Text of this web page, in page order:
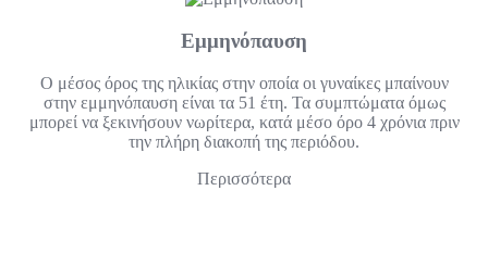
Εμμηνόπαυση
Ο μέσος όρος της ηλικίας στην οποία οι γυναίκες μπαίνουν
στην εμμηνόπαυση είναι τα 51 έτη. Τα συμπτώματα όμως
μπορεί να ξεκινήσουν νωρίτερα, κατά μέσο όρο 4 χρόνια πριν
την πλήρη διακοπή της περιόδου.
Περισσότερα